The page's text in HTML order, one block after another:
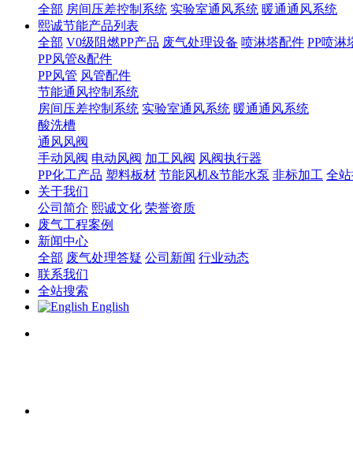
全部 房间压差控制系统 实验室通风系统 暖通通风系统
熙诚节能产品列表
全部 V0级阻燃PP产品 废气处理设备 喷淋塔配件 PP喷淋
PP风管&配件
PP风管 风管配件
节能通风控制系统
房间压差控制系统 实验室通风系统 暖通通风系统
酸洗槽
通风风阀
手动风阀 电动风阀 加工风阀 风阀执行器
PP化工产品 塑料板材 节能风机&节能水泵 非标加工 全
关于我们
公司简介 熙诚文化 荣誉资质
废气工程案例
新闻中心
全部 废气处理答疑 公司新闻 行业动态
联系我们
全站搜索
English